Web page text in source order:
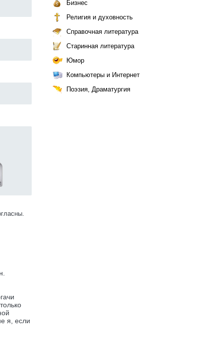
я, если
Бизнес
Религия и духовность
Справочная литература
Старинная литература
Юмор
Компьютеры и Интернет
Поэзия, Драматургия